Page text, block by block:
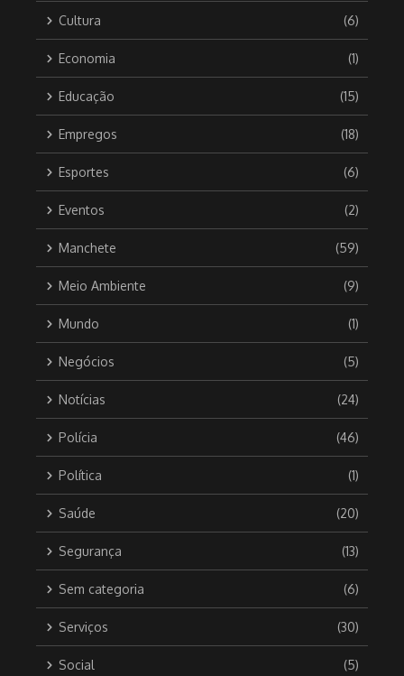
Cultura (6)
Economia (1)
Educação (15)
Empregos (18)
Esportes (6)
Eventos (2)
Manchete (59)
Meio Ambiente (9)
Mundo (1)
Negócios (5)
Notícias (24)
Polícia (46)
Política (1)
Saúde (20)
Segurança (13)
Sem categoria (6)
Serviços (30)
Social (5)